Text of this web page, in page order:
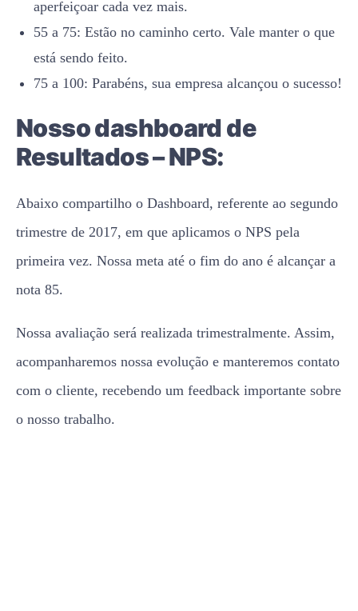
aperfeiçoar cada vez mais.
55 a 75: Estão no caminho certo. Vale manter o que
está sendo feito.
75 a 100: Parabéns, sua empresa alcançou o sucesso!
Nosso dashboard de
Resultados – NPS:
Abaixo compartilho o Dashboard, referente ao segundo
trimestre de 2017, em que aplicamos o NPS pela
primeira vez. Nossa meta até o fim do ano é alcançar a
nota 85.
Nossa avaliação será realizada trimestralmente. Assim,
acompanharemos nossa evolução e manteremos contato
com o cliente, recebendo um feedback importante sobre
o nosso trabalho.